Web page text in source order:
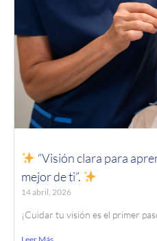
“Visión clara para
mejor de ti”.
14 abril, 2026
¡Cuidar tu visión es el primer